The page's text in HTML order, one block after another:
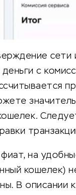
сети
с
на
кошелек)
В описании